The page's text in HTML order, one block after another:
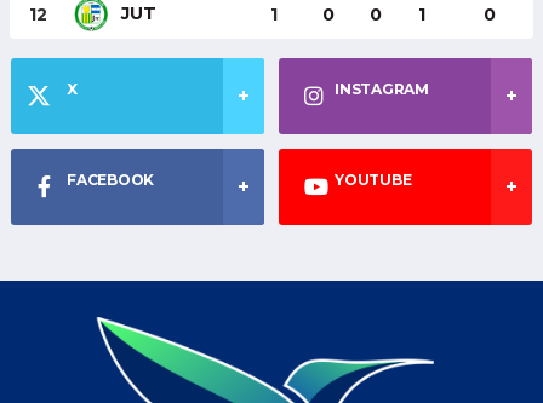
12 JUT 1 0 0 1 0
X INSTAGRAM
FACEBOOK YOUTUBE